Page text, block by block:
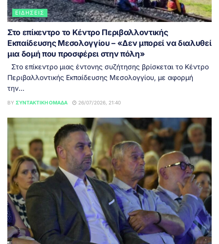
ΕΙΔΉΣΕΙΣ
Στο επίκεντρο το Κέντρο Περιβαλλοντικής
Εκπαίδευσης Μεσολογγίου – «Δεν μπορεί να διαλυθεί
μια δομή που προσφέρει στην πόλη»
Στο επίκεντρο μιας έντονης συζήτησης βρίσκεται το Κέντρο
Περιβαλλοντικής Εκπαίδευσης Μεσολογγίου, με αφορμή
την...
BY ΣΥΝΤΑΚΤΙΚΉ ΟΜΆΔΑ 26/07/2026, 21:40